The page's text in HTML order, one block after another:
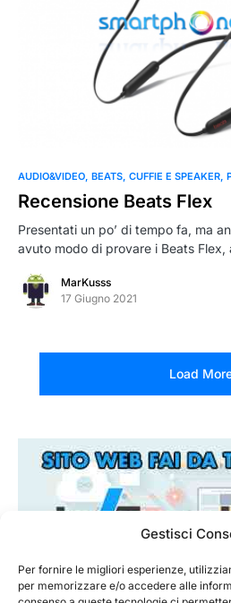
Gestisci
Per fornire le migliori esperienze,
per memorizzare e/o accedere alle
0
AUDIO&VIDEO BEATS CUFFIE E SPEAKER
Recensione Beats Flex
Presentati un po’ di tempo fa, ma
avuto modo di provare i Beats Flex,
MarKusss
17 Giugno 2021
Load